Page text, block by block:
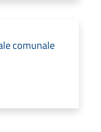
comunale